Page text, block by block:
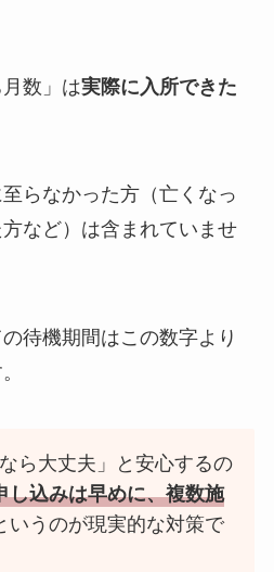
数」は実際に入所できた
らなかった方（亡くなっ
など）は含まれていませ
待機期間はこの数字より
なら大丈夫」と安心するの
し込みは早めに、複数施
いうのが現実的な対策で